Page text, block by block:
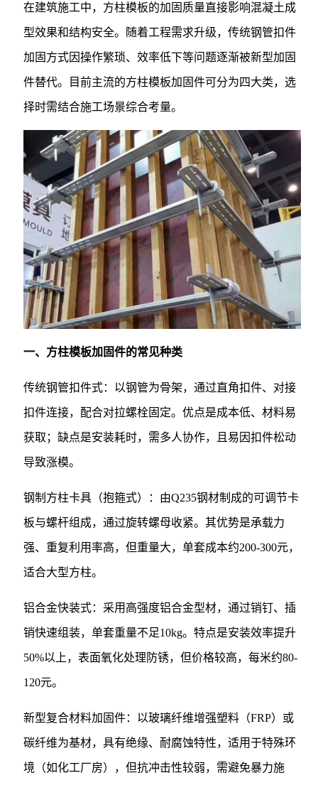
在建筑施工中，方柱模板的加固质量直接影响混凝土成
型效果和结构安全。随着工程需求升级，传统钢管扣件
加固方式因操作繁琐、效率低下等问题逐渐被新型加固
件替代。目前主流的方柱模板加固件可分为四大类，选
择时需结合施工场景综合考量。
一、方柱模板加固件的常见种类
传统钢管扣件式：以钢管为骨架，通过直角扣件、对接
扣件连接，配合对拉螺栓固定。优点是成本低、材料易
获取；缺点是安装耗时，需多人协作，且易因扣件松动
导致涨模。
钢制方柱卡具（抱箍式）：由Q235钢材制成的可调节卡
板与螺杆组成，通过旋转螺母收紧。其优势是承载力
强、重复利用率高，但重量大，单套成本约200-300元，
适合大型方柱。
铝合金快装式：采用高强度铝合金型材，通过销钉、插
销快速组装，单套重量不足10kg。特点是安装效率提升
50%以上，表面氧化处理防锈，但价格较高，每米约80-
120元。
新型复合材料加固件：以玻璃纤维增强塑料（FRP）或
碳纤维为基材，具有绝缘、耐腐蚀特性，适用于特殊环
境（如化工厂房），但抗冲击性较弱，需避免暴力施